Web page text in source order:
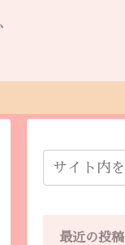
最近の投稿